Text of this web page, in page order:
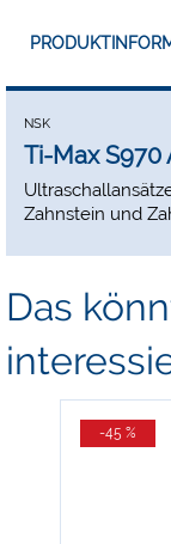
NSK
Ti-Max S970
Zahnstein und
Das
-45 %